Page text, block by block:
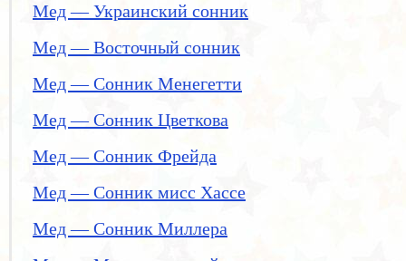
Мед — Украинский сонник
Мед — Восточный сонник
Мед — Сонник Менегетти
Мед — Сонник Цветкова
Мед — Сонник Фрейда
Мед — Сонник мисс Хассе
Мед — Сонник Миллера